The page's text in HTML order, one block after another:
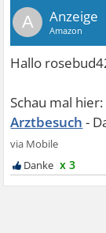
A
Arztbesuch
x 3